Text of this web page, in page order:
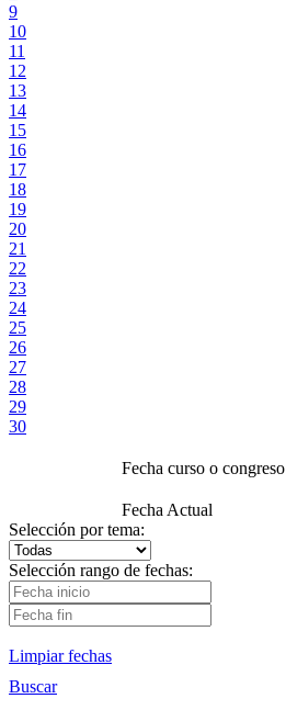
9
10
11
12
13
14
15
16
17
18
19
20
21
22
23
24
25
26
27
28
29
30
Fecha curso o congreso
Fecha Actual
Selección por tema:
Selección rango de fechas:
Limpiar fechas
Buscar